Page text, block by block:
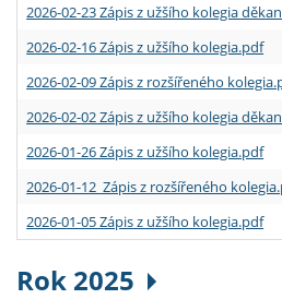
2026-02-23 Zápis z užšího kolegia
2026-02-16 Zápis z užšího kolegia.pdf
2026-02-09 Zápis z rozšířeného
2026-02-02 Zápis z užšího kolegia
2026-01-26 Zápis z užšího kolegia.pdf
2026-01-12 Zápis z rozšířeného
2026-01-05 Zápis z užšího kolegia.pdf
Rok 2025